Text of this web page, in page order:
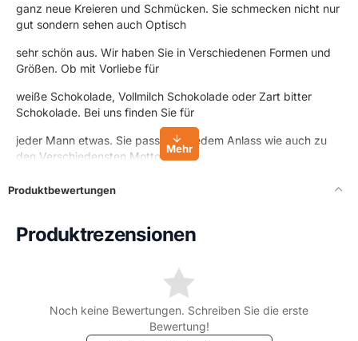
ganz neue Kreieren und Schmücken. Sie schmecken nicht nur
gut sondern sehen auch Optisch
sehr schön aus. Wir haben Sie in Verschiedenen Formen und
Größen. Ob mit Vorliebe für
weiße Schokolade, Vollmilch Schokolade oder Zart bitter
Schokolade. Bei uns finden Sie für
jeder Mann etwas. Sie passen zu jedem Anlass wie auch zu
den Verschiedensten Mottos
oder Dekorationen. Perfekt geeignet für kleine Desserts um
dem Feinschliff zu erreichen.
Ob Quadratisch, Herz, Dreieck, Stern oder Rolle es ist immer
etwas passendes dabei.
Produktbewertungen
Produktrezensionen
Noch keine Bewertungen. Schreiben Sie die erste
Bewertung!